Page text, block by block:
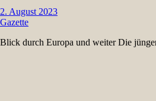
2. August 2023
Gazette
Blick durch Europa und weiter Die